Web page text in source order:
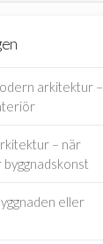
arkitektur –
– när
eller